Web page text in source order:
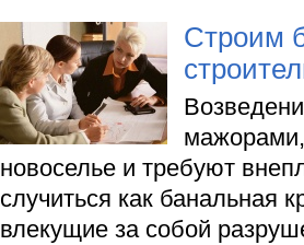
Строим
новоселье и требуют
случиться как банальная
влекущие за собой